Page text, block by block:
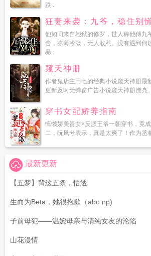
跌...
狂妻来袭：九爷，稳住别慌
他如同来自地狱的修罗，世人称他傅九
舍，凉薄冷淡，无人敢惹。没有遇到何
暴...
窥天神册
作者鬼店主田七的经典小说窥天神册最
更新及时无弹窗广告小说窥天神册漂亮
穿书女配娇养指南
慵懒娇美贵女×反派王爷一朝穿书，竟
二，阮凤兮表示，真是太爽了！作为丞
最新更新
【五梦】背这五条，悟透
生而为Beta，她很抱歉（abo np)
子前母犯——温婉母亲与清纯女友的沦陷
山花漫情